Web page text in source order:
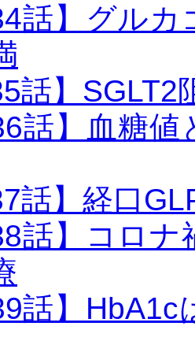
話】グル
話】
話】血糖
話】経口
話】コロ
話】